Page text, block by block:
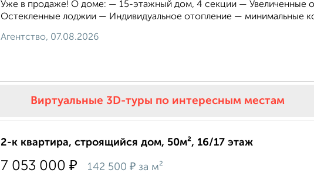
Уже в продаже! О доме: — 15-этажный дом, 4 секции — Увеличенные
Остекленные лоджии — Индивидуальное отопление — минимальные
Агентство, 07.08.2026
Виртуальные 3D-туры по интересным местам
2-к квартира, строящийся дом, 50м², 16/17 этаж
7 053 000 ₽ 142 500 ₽ за м²